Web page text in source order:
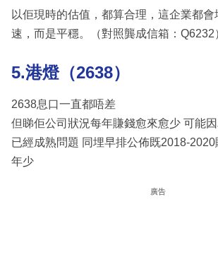
以佢現時的估值，都算合理，這企業都
速，而是平穩。（對照龔成信箱：Q6232
5.港燈（2638）
2638息口一直都唔差
但睇佢公司狀況每年賺錢愈來愈少 可能
已經成熟問題 同埋早排公佈既2018-
年少
廣告